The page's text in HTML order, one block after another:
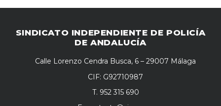
SINDICATO INDEPENDIENTE DE POLICÍA
DE ANDALUCÍA
Calle Lorenzo Cendra Busca, 6 – 29007 Málaga
CIF: G92710987
T. 952 315 690